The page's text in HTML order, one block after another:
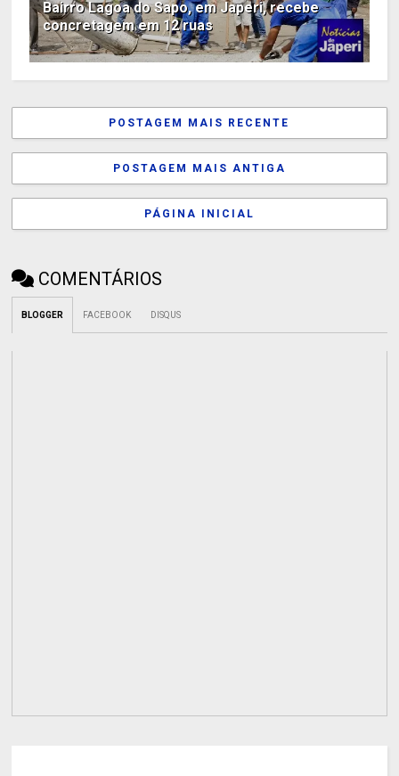
Bairro Lagoa do Sapo, em Japeri, recebe
concretagem em 12 ruas
POSTAGEM MAIS RECENTE
POSTAGEM MAIS ANTIGA
PÁGINA INICIAL
COMENTÁRIOS
BLOGGER FACEBOOK DISQUS